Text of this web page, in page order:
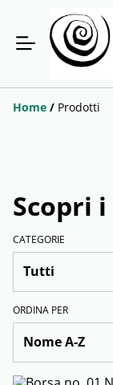
Home / Prodotti
Scopri
CATEGORIE
ORDINA PER